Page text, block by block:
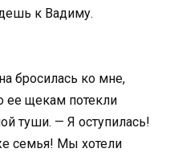
к Вадиму.
бросилась ко мне,
ее щекам потекли
туши. — Я оступилась!
семья! Мы хотели